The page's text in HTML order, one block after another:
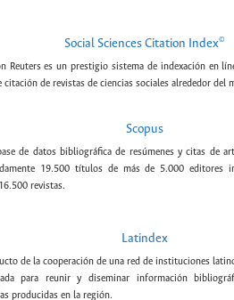
Social Sciences Citation Index©
Reuters es un prestigio sistema de indexación en
citación de revistas de ciencias sociales alrededor del
Scopus
de datos bibliográfica de resúmenes y citas de
19.500 títulos de más de 5.000 editores
revistas.
Latindex
de la cooperación de una red de instituciones
para reunir y diseminar información
producidas en la región.